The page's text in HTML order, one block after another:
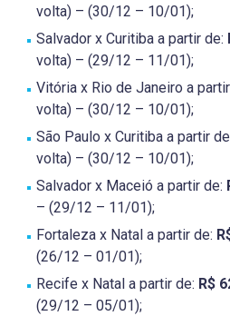
volta) – (30/12 – 10/01);
Salvador x Curitiba a partir de:
volta) – (29/12 – 11/01);
Vitória x Rio de Janeiro a
volta) – (30/12 – 10/01);
São Paulo x Curitiba a partir
volta) – (30/12 – 10/01);
Salvador x Maceió a partir de:
– (29/12 – 11/01);
Fortaleza x Natal a partir de:
(26/12 – 01/01);
Recife x Natal a partir de: R$
(29/12 – 05/01);